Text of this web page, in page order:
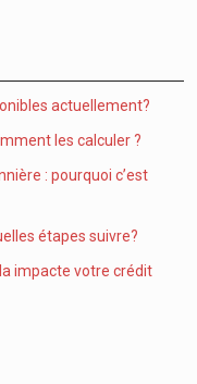
actuellement?
les calculer ?
: pourquoi c’est
étapes suivre?
impacte votre crédit